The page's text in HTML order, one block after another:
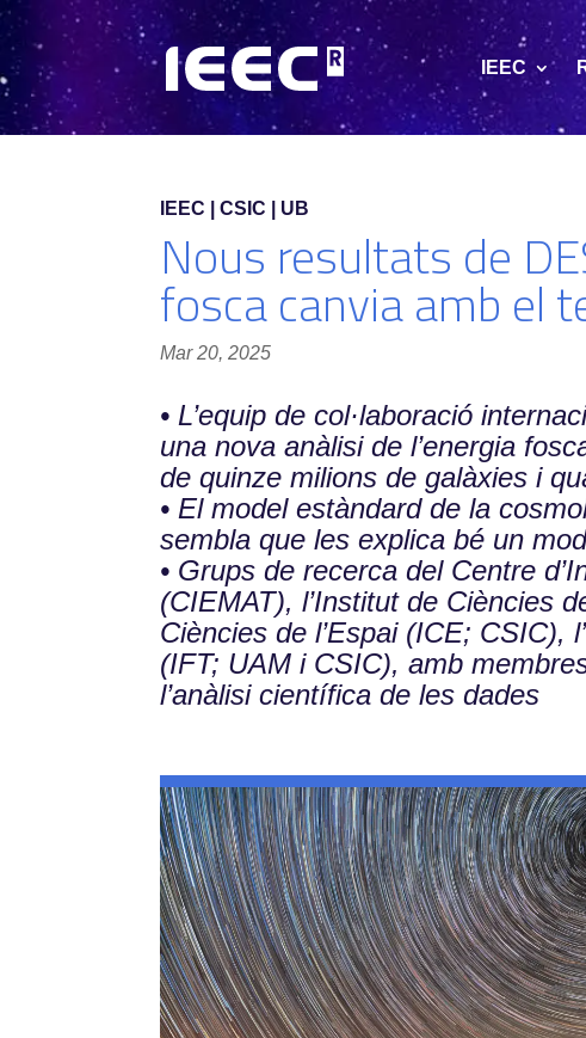
IEEC
IEEC | CSIC | UB
Nous resultats de
fosca canvia amb el
Mar 20, 2025
• L’equip de col·laboració
una nova anàlisi de l’energia
de quinze milions de galàxies i
• El model estàndard de la
sembla que les explica bé un
• Grups de recerca del Centre
(CIEMAT), l’Institut de Ciències
Ciències de l’Espai (ICE; CSIC),
(IFT; UAM i CSIC), amb
l’anàlisi científica de les dades